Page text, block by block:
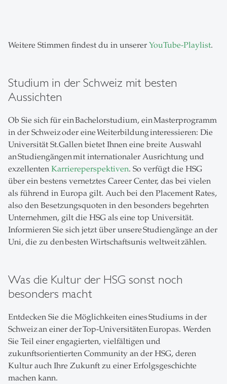
Weitere Stimmen findest du in unserer YouTube-Playlist.
Studium in der Schweiz mit besten
Aussichten
Ob Sie sich für ein Bachelorstudium, ein Masterprogramm
in der Schweiz oder eine Weiterbildung interessieren: Die
Universität St.Gallen bietet Ihnen eine breite Auswahl
an Studiengängen mit internationaler Ausrichtung und
exzellenten Karriereperspektiven. So verfügt die HSG
über ein bestens vernetztes Career Center, das bei vielen
als führend in Europa gilt. Auch bei den Placement Rates,
also den Besetzungsquoten in den besonders begehrten
Unternehmen, gilt die HSG als eine top Universität.
Informieren Sie sich jetzt über unsere Studiengänge an der
Uni, die zu den besten Wirtschaftsunis weltweit zählen.
Was die Kultur der HSG sonst noch
besonders macht
Entdecken Sie die Möglichkeiten eines Studiums in der
Schweiz an einer der Top-Universitäten Europas. Werden
Sie Teil einer engagierten, vielfältigen und
zukunftsorientierten Community an der HSG, deren
Kultur auch Ihre Zukunft zu einer Erfolgsgeschichte
machen kann.